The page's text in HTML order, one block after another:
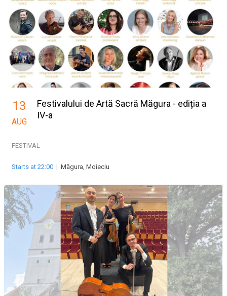
13
AUG
Festivalului de Artă Sacră Măgura - ediția a
IV-a
FESTIVAL
Starts at 22:00 | Măgura, Moieciu